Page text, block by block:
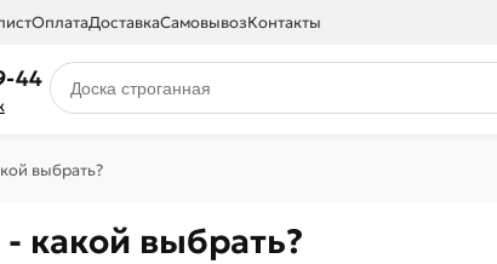
ОплатаДоставкаСамовывозКонтакты
44
выбрать?
какой выбрать?